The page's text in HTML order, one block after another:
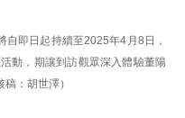
自即日起持續至2025年4月8日，
動，期讓到訪觀眾深入體驗董陽
：胡世澤）